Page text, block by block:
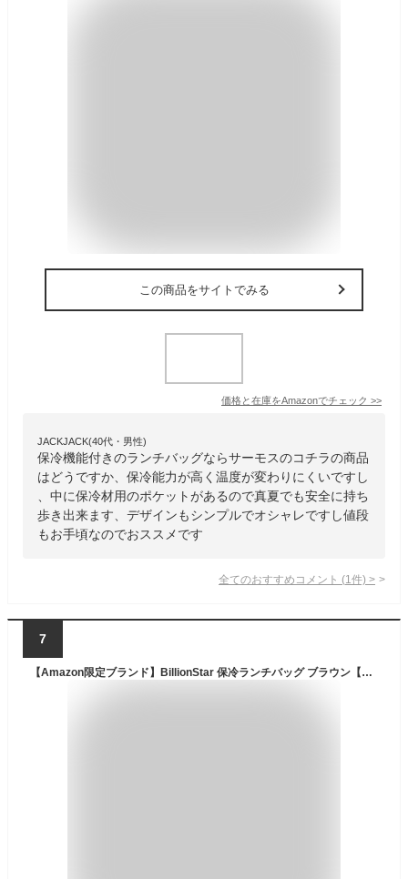
この商品をサイトでみる
価格と在庫をAmazonでチェック >>
JACKJACK(40代・男性)
保冷機能付きのランチバッグならサーモスのコチラの商品
はどうですか、保冷能力が高く温度が変わりにくいですし
、中に保冷材用のポケットがあるので真夏でも安全に持ち
歩き出来ます、デザインもシンプルでオシャレですし値段
もお手頃なのでおススメです
全てのおすすめコメント (1 件) >
7
【Amazon限定ブランド】BillionStar 保冷ランチバッグ ブラウン【不織布×アルミ内蔵】小さめ 保温 お弁当 おしゃれ 折りたたみ